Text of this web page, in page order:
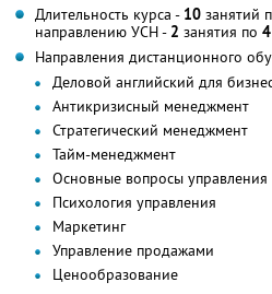
Длительность курса - 10 занятий
направлению УСН - 2 занятия по 4
Направления дистанционного
Деловой английский для
Антикризисный менеджмент
Стратегический менеджмент
Тайм-менеджмент
Основные вопросы управления
Психология управления
Маркетинг
Управление продажами
Ценообразование